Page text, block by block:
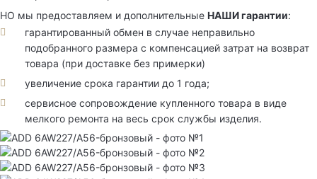
НО мы предоставляем и дополнительные НАШИ гарантии:
гарантированный обмен в случае неправильно
подобранного размера с компенсацией затрат на возврат
товара (при доставке без примерки)
увеличение срока гарантии до 1 года;
сервисное сопровождение купленного товара в виде
мелкого ремонта на весь срок службы изделия.